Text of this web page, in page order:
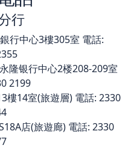
行
行中心3樓305室 電話:
隆银行中心2楼208-209室
2199
樓14室(旅遊層) 電話: 2330
店(旅遊廊) 電話: 2330